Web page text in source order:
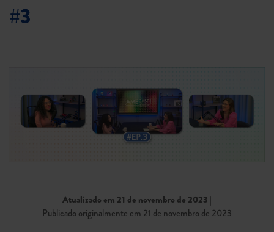
#3
Atualizado em 21 de novembro de 2023 |
Publicado originalmente em 21 de novembro de 2023